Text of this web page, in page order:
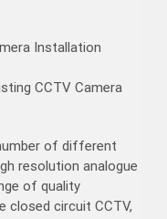
Installation
CCTV Camera
of different
resolution analogue
of quality
closed circuit CCTV,